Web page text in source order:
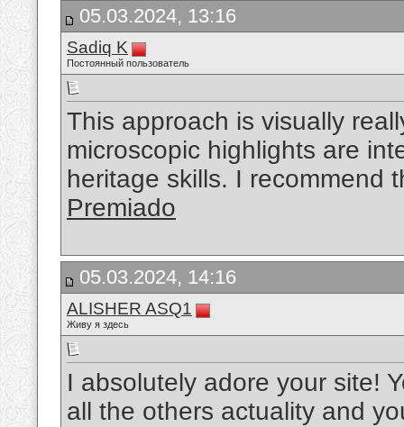
05.03.2024, 13:16
Sadiq K
Постоянный пользователь
This approach is visually
microscopic highlights are
heritage skills. I recommend
Premiado
05.03.2024, 14:16
ALISHER ASQ1
Живу я здесь
I absolutely adore your site!
all the others actuality and